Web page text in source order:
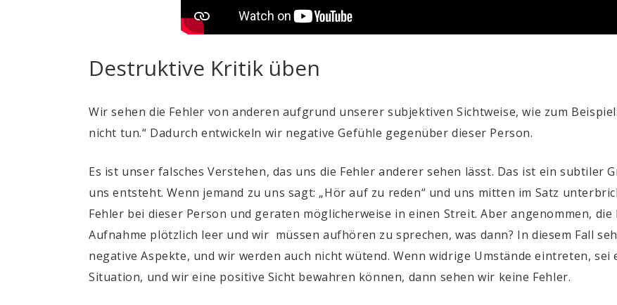
Destruktive Kritik üben
Wir sehen die Fehler von anderen aufgrund unserer subjektiven Sichtweise, wie zum
nicht tun.“ Dadurch entwickeln wir negative Gefühle gegenüber dieser Person.
Es ist unser falsches Verstehen, das uns die Fehler anderer sehen lässt. Das ist ein subtiler
uns entsteht. Wenn jemand zu uns sagt: „Hör auf zu reden“ und uns mitten im Satz
Fehler bei dieser Person und geraten möglicherweise in einen Streit. Aber angenommen,
Aufnahme plötzlich leer und wir müssen aufhören zu sprechen, was dann? In diesem Fall
negative Aspekte, und wir werden auch nicht wütend. Wenn widrige Umstände eintreten,
Situation, und wir eine positive Sicht bewahren können, dann sehen wir keine Fehler.